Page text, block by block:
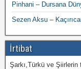
Pinhani – Dursana
Sezen Aksu –
İrtibat
Şarkı,Türkü ve